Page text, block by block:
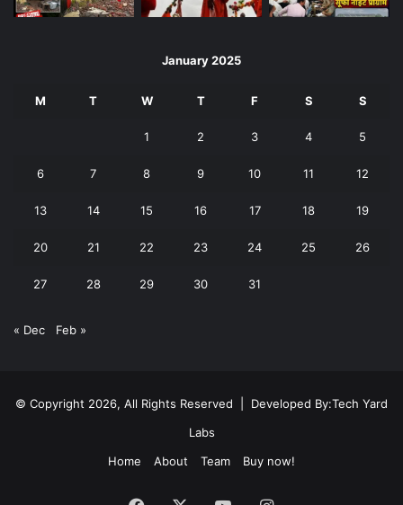
January 2025
M T W T F S S
1 2 3 4 5
6 7 8 9 10 11 12
13 14 15 16 17 18 19
20 21 22 23 24 25 26
27 28 29 30 31
« Dec Feb »
© Copyright 2026, All Rights Reserved | Developed By:Tech Yard
Labs
Home
About Team Buy now!